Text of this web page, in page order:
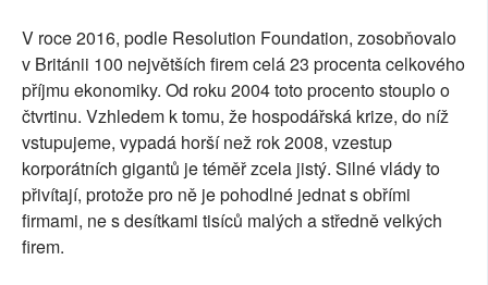
V roce 2016, podle Resolution Foundation, zosobňovalo
v Británii 100 největších firem celá 23 procenta celkového
příjmu ekonomiky. Od roku 2004 toto procento stouplo o
čtvrtinu. Vzhledem k tomu, že hospodářská krize, do níž
vstupujeme, vypadá horší než rok 2008, vzestup
korporátních gigantů je téměř zcela jistý. Silné vlády to
přivítají, protože pro ně je pohodlné jednat s obřími
firmami, ne s desítkami tisíců malých a středně velkých
firem.